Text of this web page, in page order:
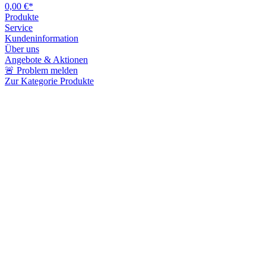
0,00 €*
Produkte
Service
Kundeninformation
Über uns
Angebote & Aktionen
🚨 Problem melden
Zur Kategorie Produkte